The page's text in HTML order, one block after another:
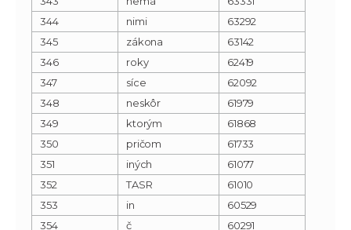
344
nimi
63292
345
zákona
63142
346
roky
62419
347
síce
62092
348
neskôr
61979
349
ktorým
61868
350
pričom
61733
351
iných
61077
352
TASR
61010
353
in
60529
354
č
60291